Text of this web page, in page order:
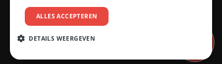
Neem contact op
Reviewpolicy
Privacy policy
Algemene voorwaarden
ALLES ACCEPTEREN
DETAILS WEERGEVEN